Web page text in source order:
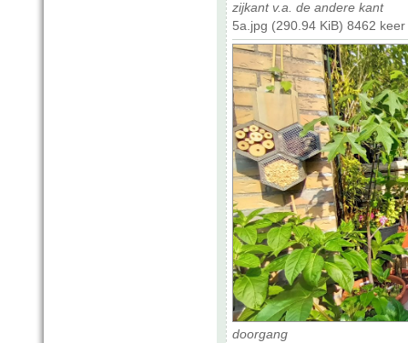
zijkant v.a. de andere kant
5a.jpg (290.94 KiB) 8462
doorgang